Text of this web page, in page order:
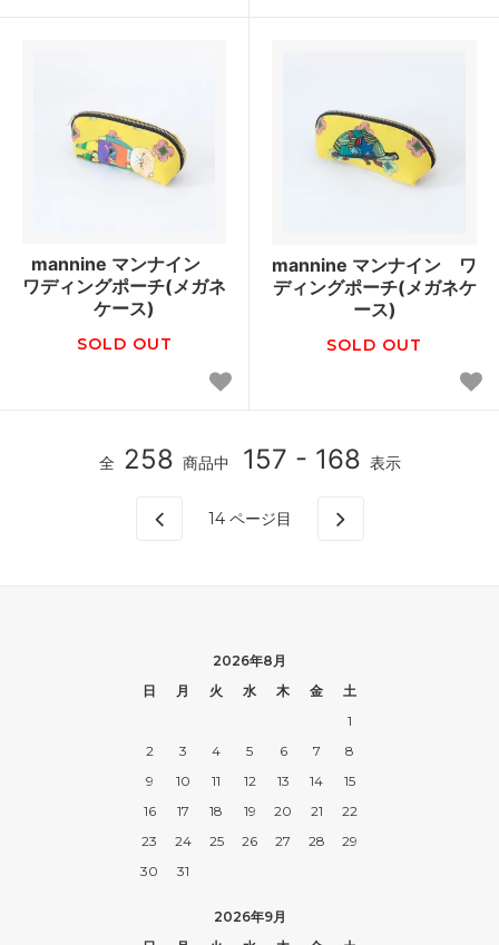
mannine マンナイン
ワディングポーチ(メガネ
ケース)
SOLD OUT
mannine マンナイン ワ
ディングポーチ(メガネケ
ース)
SOLD OUT
全 258 商品中 157 - 168 表示
14 ページ目
2026年8月
日
月 火 水 木 金
土
1
2
3 4 5 6 7
8
9
10 11 12 13 14
15
16
17 18 19 20 21
22
23
24 25 26 27 28
29
30
31
2026年9月